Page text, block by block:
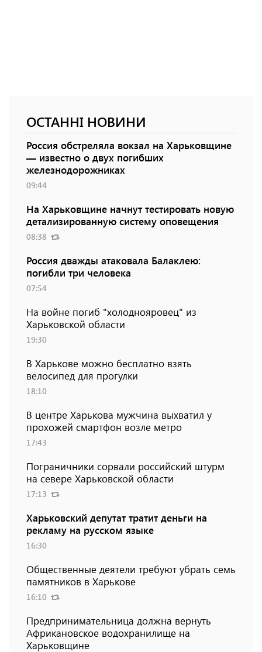
ОСТАННІ НОВИНИ
Россия обстреляла вокзал на Харьковщине
— известно о двух погибших
железнодорожниках
09:44
На Харьковщине начнут тестировать новую
детализированную систему оповещения
08:38
Россия дважды атаковала Балаклею:
погибли три человека
07:54
На войне погиб "холоднояровец" из
Харьковской области
19:30
В Харькове можно бесплатно взять
велосипед для прогулки
18:10
В центре Харькова мужчина выхватил у
прохожей смартфон возле метро
17:43
Пограничники сорвали российский штурм
на севере Харьковской области
17:13
Харьковский депутат тратит деньги на
рекламу на русском языке
16:30
Общественные деятели требуют убрать семь
памятников в Харькове
16:10
Предпринимательница должна вернуть
Африкановское водохранилище на
Харьковщине